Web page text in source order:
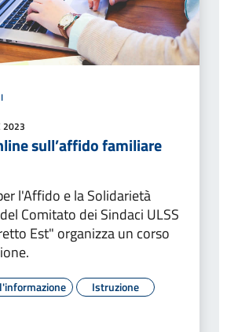
2023
sull’affido familiare
l'Affido e la Solidarietà
Comitato dei Sindaci ULSS
Est" organizza un corso
Istruzione